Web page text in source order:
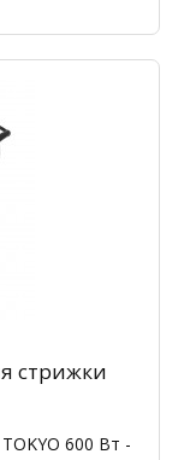
стрижки
600 Вт -